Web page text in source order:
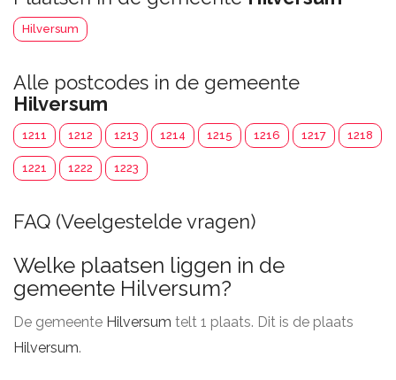
Hilversum
Alle postcodes in de gemeente
Hilversum
1211 1212 1213 1214 1215 1216 1217 1218
1221 1222 1223
FAQ (Veelgestelde vragen)
Welke plaatsen liggen in de
gemeente Hilversum?
De gemeente Hilversum telt 1 plaats. Dit is de plaats
Hilversum.